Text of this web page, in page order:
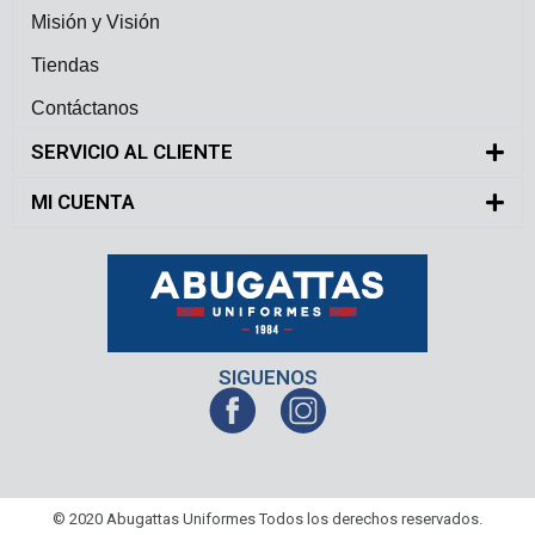
Misión y Visión
Tiendas
Contáctanos
SERVICIO AL CLIENTE
MI CUENTA
SIGUENOS
© 2020 Abugattas Uniformes Todos los derechos reservados.